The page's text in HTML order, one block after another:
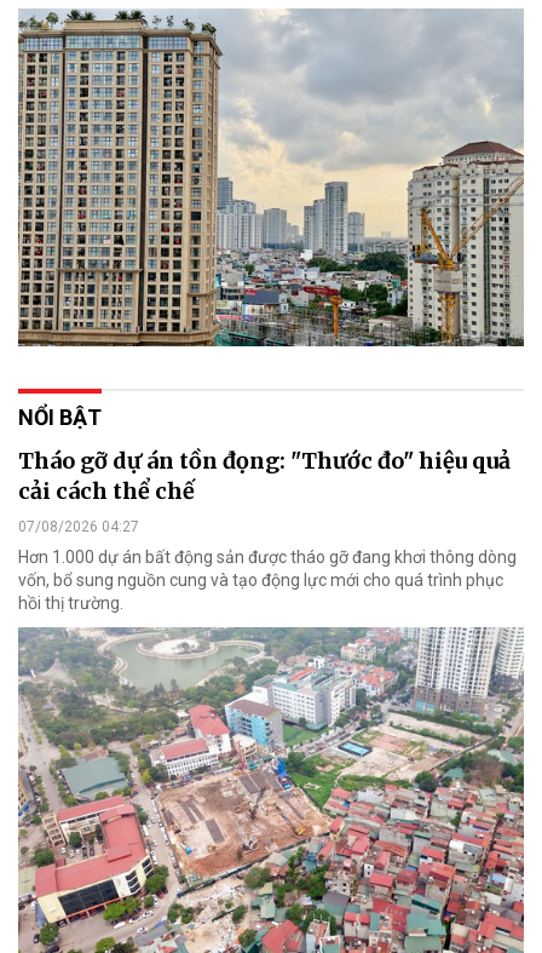
NỔI BẬT
Tháo gỡ dự án tồn đọng: "Thước đo" hiệu quả
cải cách thể chế
07/08/2026 04:27
Hơn 1.000 dự án bất động sản được tháo gỡ đang khơi thông dòng
vốn, bổ sung nguồn cung và tạo động lực mới cho quá trình phục
hồi thị trường.